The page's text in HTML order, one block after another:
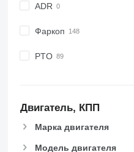
ADR
Фаркоп
PTO
Двигатель, КПП
Марка двигателя
Модель двигателя